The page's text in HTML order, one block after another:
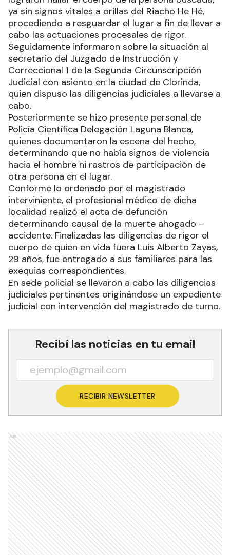
ya sin signos vitales a orillas del Riacho He Hé,
procediendo a resguardar el lugar a fin de llevar a
cabo las actuaciones procesales de rigor.
Seguidamente informaron sobre la situación al
secretario del Juzgado de Instrucción y
Correccional 1 de la Segunda Circunscripción
Judicial con asiento en la ciudad de Clorinda,
quien dispuso las diligencias judiciales a llevarse a
cabo.
Posteriormente se hizo presente personal de
Policía Científica Delegación Laguna Blanca,
quienes documentaron la escena del hecho,
determinando que no había signos de violencia
hacia el hombre ni rastros de participación de
otra persona en el lugar.
Conforme lo ordenado por el magistrado
interviniente, el profesional médico de dicha
localidad realizó el acta de defunción
determinando causal de la muerte ahogado –
accidente. Finalizadas las diligencias de rigor el
cuerpo de quien en vida fuera Luis Alberto Zayas,
29 años, fue entregado a sus familiares para las
exequias correspondientes.
En sede policial se llevaron a cabo las diligencias
judiciales pertinentes originándose un expediente
judicial con intervención del magistrado de turno.
Recibí las noticias en tu email
RECIBIR NEWSLETTER
Ads